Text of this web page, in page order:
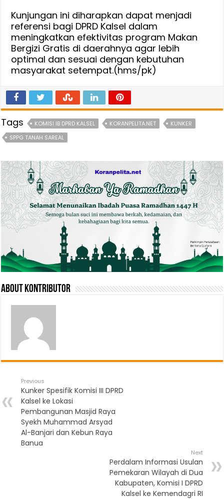
Kunjungan ini diharapkan dapat menjadi
referensi bagi DPRD Kalsel dalam
meningkatkan efektivitas program Makan
Bergizi Gratis di daerahnya agar lebih
optimal dan sesuai dengan kebutuhan
masyarakat setempat.(hms/pk)
Tags KOMISI IB DPRD KALSEL KORANPELITA.NET
KUNKER
SPPG TANAH SAREAL
About Kontributor
Previous
Kunker Spesifik Komisi III DPRD
Kalsel ke Lokasi
Pembangunan Masjid Raya
Syekh Muhammad Arsyad
Al-Banjari dan Kebun Raya
Banua
Next
Perdalam Informasi Usulan
Pemekaran Wilayah di Dua
Kabupaten, Komisi I DPRD
Kalsel ke Kemendagri RI